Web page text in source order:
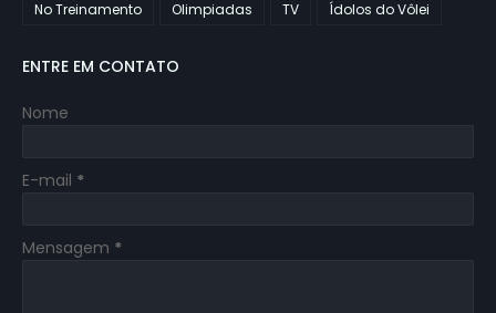
No Treinamento
Olimpiadas TV Ídolos do Vôlei
ENTRE EM CONTATO
Nome
E-mail *
Mensagem *